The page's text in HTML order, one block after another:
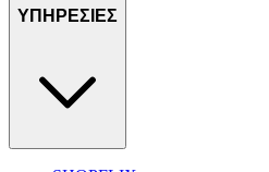
ΥΠΗΡΕΣΙΕΣ